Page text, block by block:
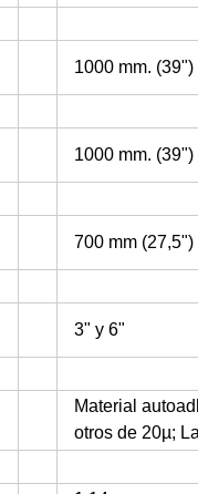
1000 mm.
1000 mm.
700 mm (27,5")
3" y 6"
Material
otros de 20µ;